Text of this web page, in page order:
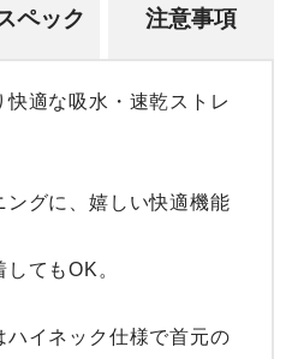
ペック 注意事項
快適な吸水・速乾ストレ
ングに、嬉しい快適機能
てもOK。
ハイネック仕様で首元の